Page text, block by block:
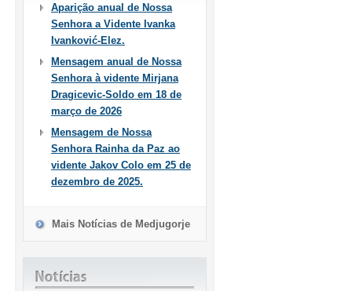
Aparição anual de Nossa
Senhora a Vidente Ivanka
Ivanković-Elez.
Mensagem anual de Nossa
Senhora à vidente Mirjana
Dragicevic-Soldo em 18 de
março de 2026
Mensagem de Nossa
Senhora Rainha da Paz ao
vidente Jakov Colo em 25 de
dezembro de 2025.
Mais Notícias de Medjugorje